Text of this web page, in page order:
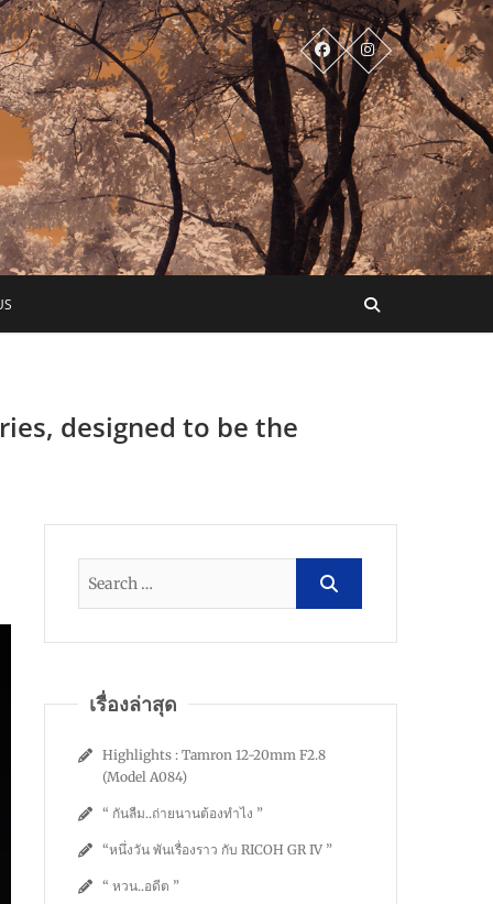
designed to be the
เรื่องล่าสุด
Highlights : Tamron 12-20mm F2.8
(Model A084)
“ กันลืม..ถ่ายนานต้องทำไง ”
“หนึ่งวัน พันเรื่องราว กับ RICOH GR IV ”
“ หวน..อดีต ”